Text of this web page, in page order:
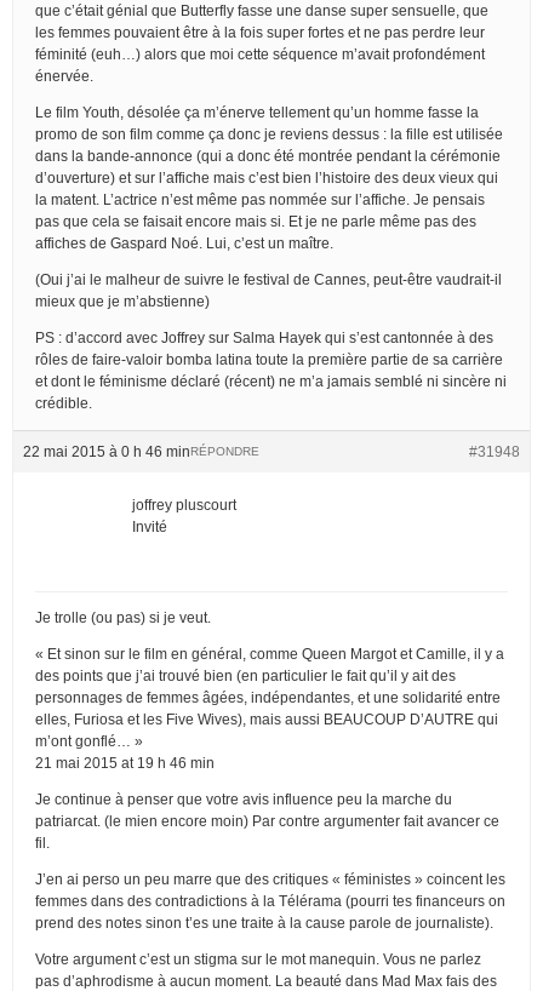
que c’était génial que Butterfly fasse une danse super sensuelle, que
les femmes pouvaient être à la fois super fortes et ne pas perdre leur
féminité (euh…) alors que moi cette séquence m’avait profondément
énervée.
Le film Youth, désolée ça m’énerve tellement qu’un homme fasse la
promo de son film comme ça donc je reviens dessus : la fille est utilisée
dans la bande-annonce (qui a donc été montrée pendant la cérémonie
d’ouverture) et sur l’affiche mais c’est bien l’histoire des deux vieux qui
la matent. L’actrice n’est même pas nommée sur l’affiche. Je pensais
pas que cela se faisait encore mais si. Et je ne parle même pas des
affiches de Gaspard Noé. Lui, c’est un maître.
(Oui j’ai le malheur de suivre le festival de Cannes, peut-être vaudrait-il
mieux que je m’abstienne)
PS : d’accord avec Joffrey sur Salma Hayek qui s’est cantonnée à des
rôles de faire-valoir bomba latina toute la première partie de sa carrière
et dont le féminisme déclaré (récent) ne m’a jamais semblé ni sincère ni
crédible.
22 mai 2015 à 0 h 46 min #31948
RÉPONDRE
joffrey pluscourt
Invité
Je trolle (ou pas) si je veut.
« Et sinon sur le film en général, comme Queen Margot et Camille, il y a
des points que j’ai trouvé bien (en particulier le fait qu’il y ait des
personnages de femmes âgées, indépendantes, et une solidarité entre
elles, Furiosa et les Five Wives), mais aussi BEAUCOUP D’AUTRE qui
m’ont gonflé… »
21 mai 2015 at 19 h 46 min
Je continue à penser que votre avis influence peu la marche du
patriarcat. (le mien encore moin) Par contre argumenter fait avancer ce
fil.
J’en ai perso un peu marre que des critiques « féministes » coincent les
femmes dans des contradictions à la Télérama (pourri tes financeurs on
prend des notes sinon t’es une traite à la cause parole de journaliste).
Votre argument c’est un stigma sur le mot manequin. Vous ne parlez
pas d’aphrodisme à aucun moment. La beauté dans Mad Max fais des